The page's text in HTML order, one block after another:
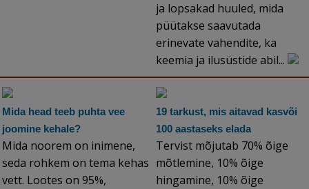
ja lopsakad huuled, mida
püütakse saavutada
erinevate vahendite, ka
keemia ja ilusüstide abil...
Mida head teeb puhta vee
joomine kehale?
Mida noorem on inimene,
seda rohkem on tema kehas
vett. Lootes on 95%,
19 tarkust, mis aitavad kasvõi
100 aastaseks elada
Tervist mõjutab 70% õige
mõtlemine, 10% õige
hingamine, 10% õige